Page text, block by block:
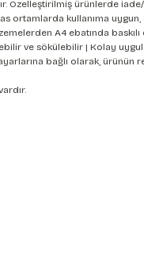
Özelleştirilmiş ürünlerde
ortamlarda kullanıma
A4 ebatında
ve sökülebilir | Kolay
ayarlarına bağlı olarak,